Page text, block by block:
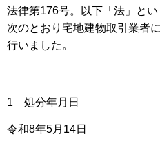
法律第176号。以下「法」とい
次のとおり宅地建物取引業者
行いました。
1 処分年月日
令和8年5月14日